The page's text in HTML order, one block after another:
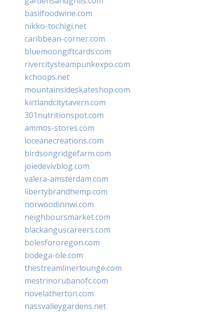
basilfoodwine.com
nikko-tochigi.net
caribbean-corner.com
bluemoongiftcards.com
rivercitysteampunkexpo.com
kchoops.net
mountainsideskateshop.com
kirtlandcitytavern.com
301nutritionspot.com
ammos-stores.com
loceanecreations.com
birdsongridgefarm.com
joiedevivblog.com
valera-amsterdam.com
libertybrandhemp.com
norwoodinnwi.com
neighboursmarket.com
blackanguscareers.com
bolesfororegon.com
bodega-ole.com
thestreamlinerlounge.com
mestrinorubanofc.com
novelatherton.com
nassvalleygardens.net